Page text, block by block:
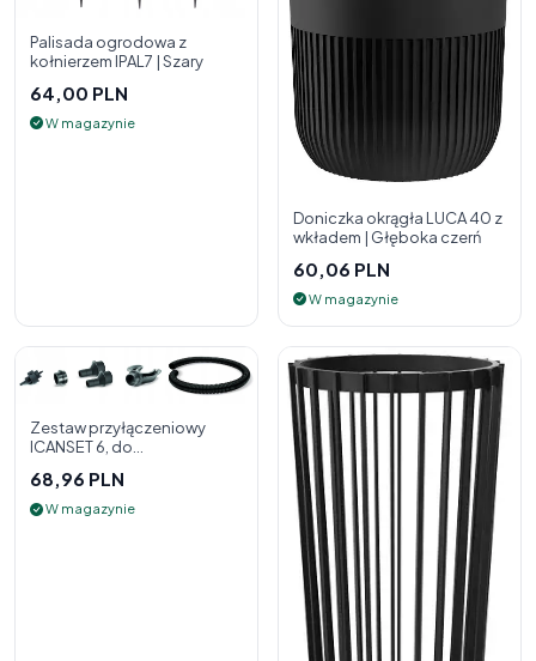
Palisada ogrodowa z
kołnierzem IPAL7 | Szary
64,00 PLN
W magazynie
Doniczka okrągła LUCA 40 z
wkładem | Głęboka czerń
60,06 PLN
W magazynie
Zestaw przyłączeniowy
ICANSET 6, do
68,96 PLN
W magazynie